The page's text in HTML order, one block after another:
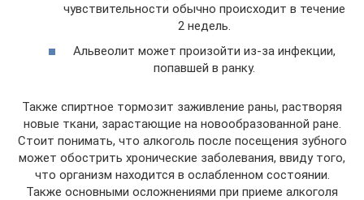
чувствительности обычно происходит в течение
2 недель.
Альвеолит может произойти из-за инфекции,
попавшей в ранку.
Также спиртное тормозит заживление раны, растворяя
новые ткани, зарастающие на новообразованной ране.
Стоит понимать, что алкоголь после посещения зубного
может обострить хронические заболевания, ввиду того,
что организм находится в ослабленном состоянии.
Также основными осложнениями при приеме алкоголя